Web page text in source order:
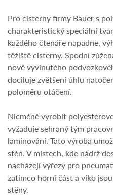
Pro cisterny firmy Bauer s
charakteristický speciální
každého čtenáře napadne,
těžiště cisterny. Spodní
nově vyvinutého
dociluje zvětšení úhlu
poloměru otáčení.
Nicméně vyrobit
vyžaduje sehraný tým
laminování. Tato výroba
stěn. V místech, kde nádrž
nacházejí výřezy pro
zatímco horní část a víko
stěny.